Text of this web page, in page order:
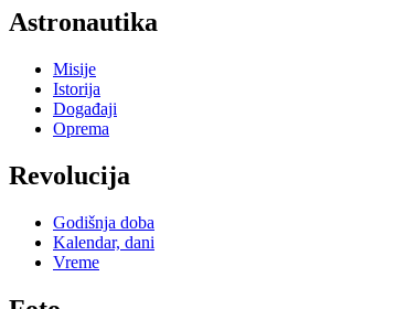
Astronautika
Misije
Istorija
Događaji
Oprema
Revolucija
Godišnja doba
Kalendar, dani
Vreme